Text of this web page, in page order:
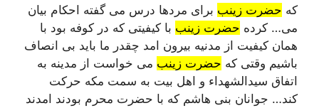
که حضرت زینب برای مردها درس می گفته احکام بیان
می… کرده حضرت زینب با کیفیتی که در کوفه بود با
همان کیفیت از مدنیه بیرون امد چقدر ما باید بی انصاف
باشیم وقتی که حضرت زینب می خواست از مدینه به
اتفاق سیدالشهداء و اهل بیت به سمت مکه حرکت
کند… جوانان بنی هاشم که با حضرت محرم بودند امدند